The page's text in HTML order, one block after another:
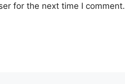
for the next time I comment.